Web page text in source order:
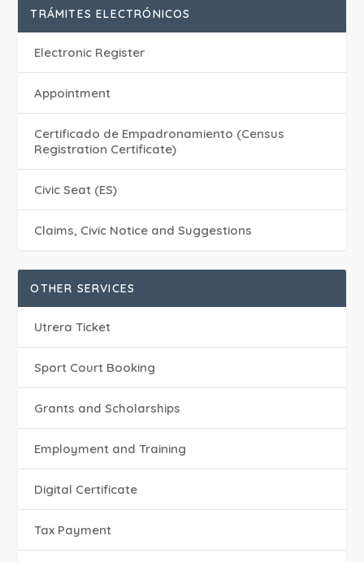
TRÁMITES ELECTRÓNICOS
Electronic Register
Appointment
Certificado de Empadronamiento (Census
Registration Certificate)
Civic Seat (ES)
Claims, Civic Notice and Suggestions
OTHER SERVICES
Utrera Ticket
Sport Court Booking
Grants and Scholarships
Employment and Training
Digital Certificate
Tax Payment